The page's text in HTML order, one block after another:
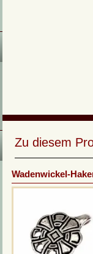
Zu diesem
Wadenwickel-